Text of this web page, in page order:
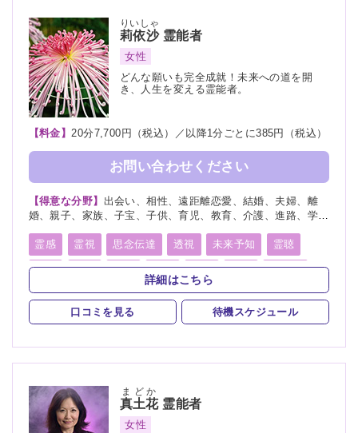
莉依沙
りいしゃ
霊能者
女性
どんな願いも完全成就！未来への道を開
き、人生を変える霊能者。
【料金】 20分7,700円（税込）／以降1分ごとに385円（税込）
お問い合わせください
【得意な分野】 出会い、相性、遠距離恋愛、結婚、夫婦、離
婚、親子、家族、子宝、子供、育児、教育、介護、進路、学
談、健康、金運、引越し、開運、故人、生霊、相手の気持ち、
未来、将来、運勢、心霊相談、心霊写真、命名、改名、ペッ
ト、霊障
霊感 霊視 思念伝達 透視 未来予知 霊聴
霊査 霊符 霊眼 前世 後世 来世 神通力
守護霊 背後霊 死者霊の降霊 イタコ口寄せ
霊媒(憑依) チャネリング オーラリーディング
スピリチュアルカウンセリング チャクラ 千里眼
詳細はこちら
口コミを見る 待機スケジュール
真土花
まどか
霊能者
女性